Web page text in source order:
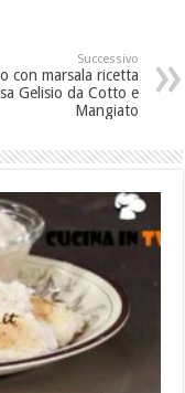
Successivo
con marsala ricetta
Gelisio da Cotto e
Mangiato